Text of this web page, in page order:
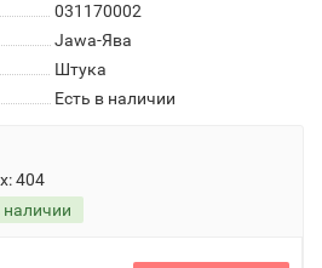
031170002
Jawa-Ява
Штука
Есть в наличии
404
наличии